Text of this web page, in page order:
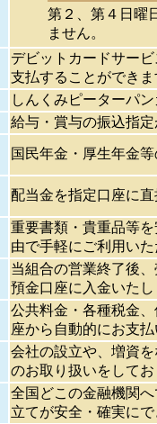
第２、第４日曜
ません。
デビットカードサー
支払することができ
しんくみピーターパ
給与・賞与の振込指
国民年金・厚生年金
配当金を指定口座に
重要書類・貴重品等
由で手軽にご利用い
当組合の営業終了後
預金口座に入金いた
公共料金・各種税金
座から自動的にお支
会社の設立や、増資
のお取り扱いをして
全国どこの金融機関
立てが安全・確実に